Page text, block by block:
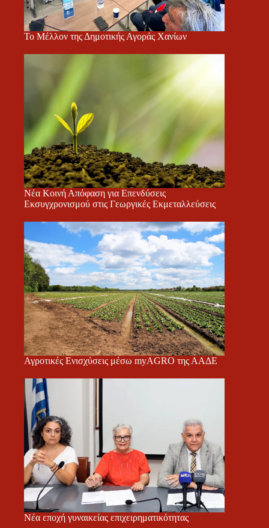
Το Μέλλον της Δημοτικής Αγοράς Χανίων
Νέα Κοινή Απόφαση για Επενδύσεις
Εκσυγχρονισμού στις Γεωργικές Εκμεταλλεύσεις
Αγροτικές Ενισχύσεις μέσω myAGRO της ΑΑΔΕ
Νέα εποχή γυναικείας επιχειρηματικότητας